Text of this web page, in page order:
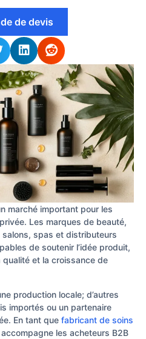
marché important pour les
Les marques de beauté,
spas et distributeurs
de soutenir l’idée produit,
qualité et la croissance de
production locale; d’autres
importés ou un partenaire
En tant que fabricant de soins
les acheteurs B2B
de devis